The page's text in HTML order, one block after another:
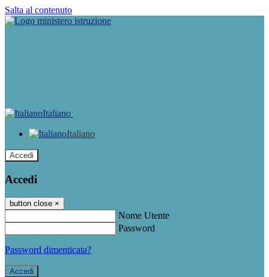
Salta al contenuto
Italiano
Italiano
Accedi
Accedi
button close ×
Nome Utente
Password
Password dimenticata?